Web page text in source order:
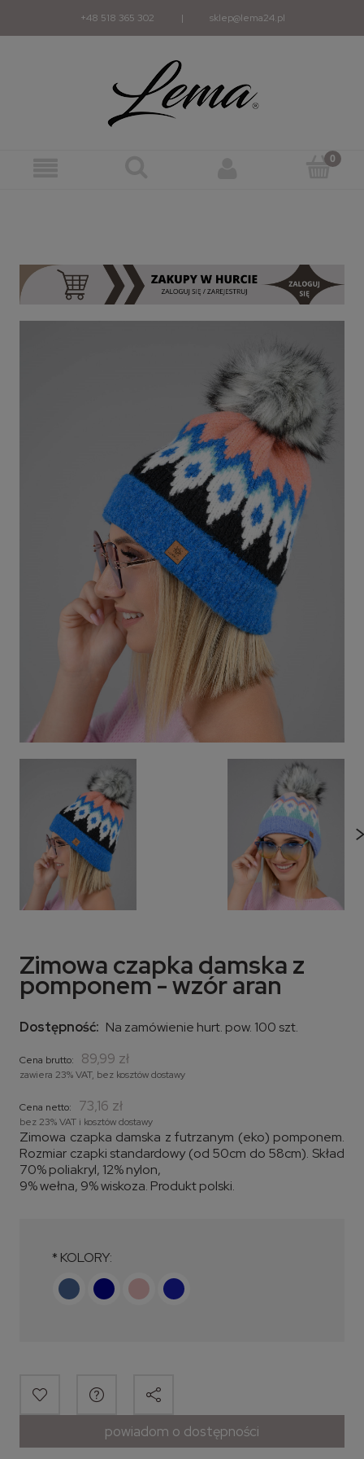
+48 518 365 302 | sklep@lema24.pl
Zimowa czapka damska z
pomponem - wzór aran
Dostępność: Na zamówienie hurt. pow. 100 szt.
Cena brutto: 89,99 zł
zawiera 23% VAT, bez kosztów dostawy
Cena netto: 73,16 zł
bez 23% VAT i kosztów dostawy
Zimowa czapka damska z futrzanym (eko) pomponem.
Rozmiar czapki standardowy (od 50cm do 58cm). Skład
70% poliakryl, 12% nylon,
9% wełna, 9% wiskoza. Produkt polski.
* KOLORY:
powiadom o dostępności